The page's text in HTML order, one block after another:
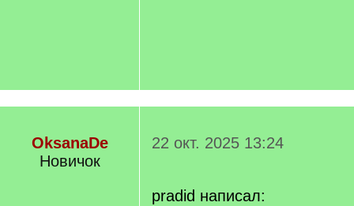
OksanaDe
Новичок
22 окт. 2025 13:24
pradid написал: